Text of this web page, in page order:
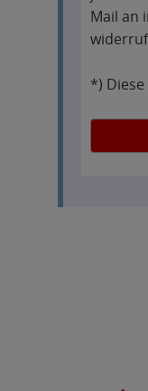
Mail an
*)